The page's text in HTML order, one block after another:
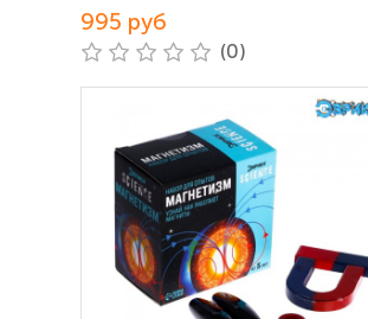
995 руб
(0)